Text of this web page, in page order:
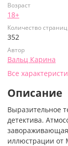
Возраст
18+
Количество страниц
352
Автор
Вальц Карина
Все
Описание
Выразительное
детектива.
иллюстрации от